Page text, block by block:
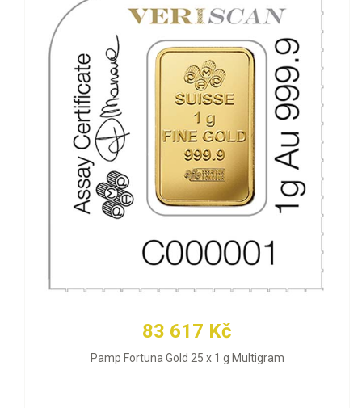
83 617 Kč
Pamp Fortuna Gold 25 x 1 g Multigram